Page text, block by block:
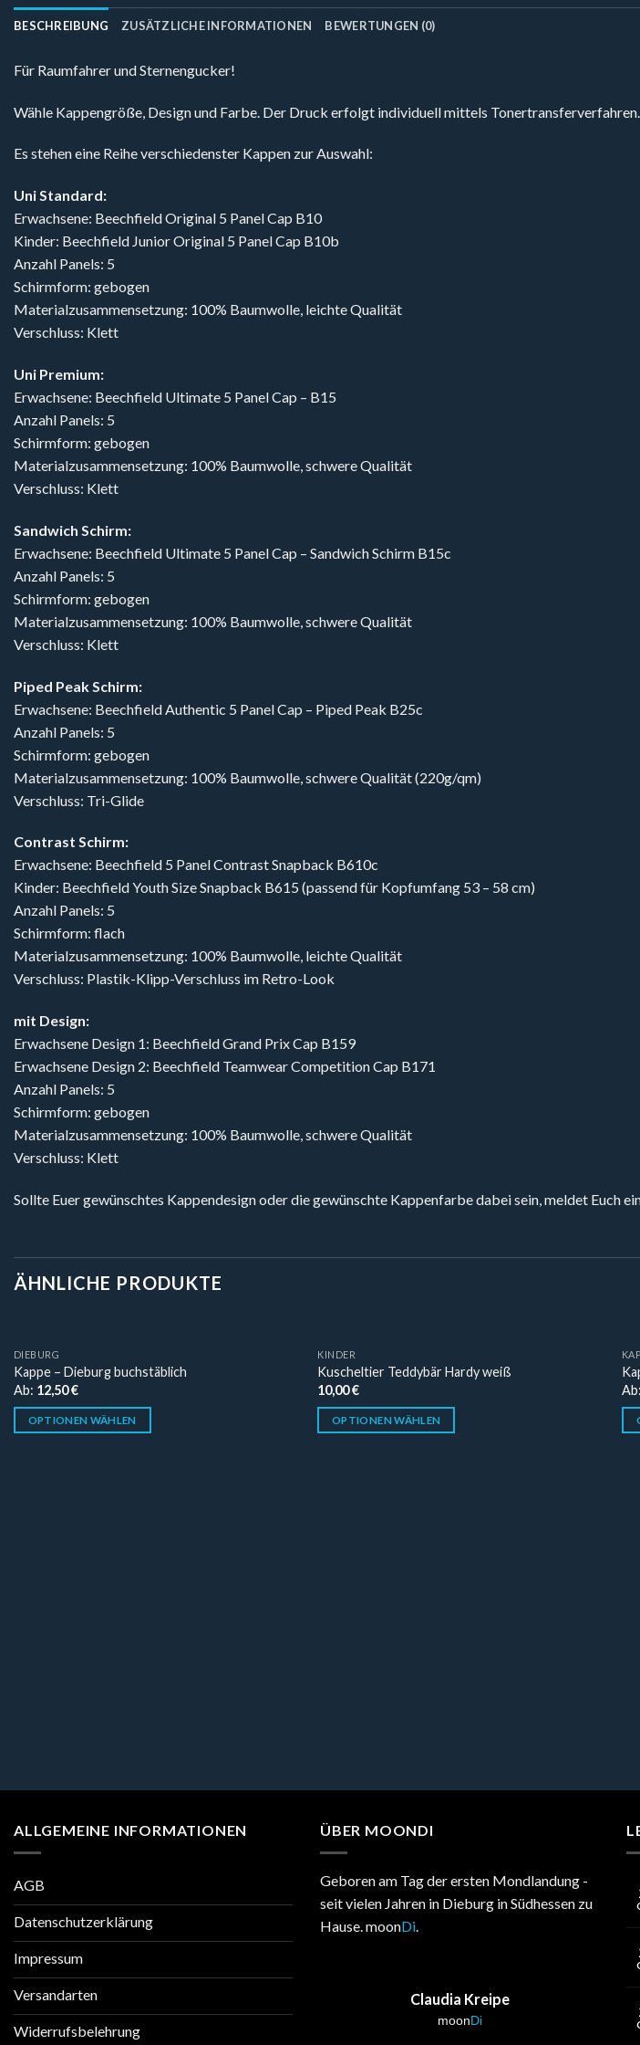
BESCHREIBUNG ZUSÄTZLICHE INFORMATIONEN BEWERTUNGEN (0)
Für Raumfahrer und Sternengucker!
Wähle Kappengröße, Design und Farbe. Der Druck erfolgt individuell mittels Tonertransferverfahren.
Es stehen eine Reihe verschiedenster Kappen zur Auswahl:
Uni Standard:
Erwachsene: Beechfield Original 5 Panel Cap B10
Kinder: Beechfield Junior Original 5 Panel Cap B10b
Anzahl Panels: 5
Schirmform: gebogen
Materialzusammensetzung: 100% Baumwolle, leichte Qualität
Verschluss: Klett
Uni Premium:
Erwachsene: Beechfield Ultimate 5 Panel Cap – B15
Anzahl Panels: 5
Schirmform: gebogen
Materialzusammensetzung: 100% Baumwolle, schwere Qualität
Verschluss: Klett
Sandwich Schirm:
Erwachsene: Beechfield Ultimate 5 Panel Cap – Sandwich Schirm B15c
Anzahl Panels: 5
Schirmform: gebogen
Materialzusammensetzung: 100% Baumwolle, schwere Qualität
Verschluss: Klett
Piped Peak Schirm:
Erwachsene: Beechfield Authentic 5 Panel Cap – Piped Peak B25c
Anzahl Panels: 5
Schirmform: gebogen
Materialzusammensetzung: 100% Baumwolle, schwere Qualität (220g/qm)
Verschluss: Tri-Glide
Contrast Schirm:
Erwachsene: Beechfield 5 Panel Contrast Snapback B610c
Kinder: Beechfield Youth Size Snapback B615 (passend für Kopfumfang 53 – 58 cm)
Anzahl Panels: 5
Schirmform: flach
Materialzusammensetzung: 100% Baumwolle, leichte Qualität
Verschluss: Plastik-Klipp-Verschluss im Retro-Look
mit Design:
Erwachsene Design 1: Beechfield Grand Prix Cap B159
Erwachsene Design 2: Beechfield Teamwear Competition Cap B171
Anzahl Panels: 5
Schirmform: gebogen
Materialzusammensetzung: 100% Baumwolle, schwere Qualität
Verschluss: Klett
Sollte Euer gewünschtes Kappendesign oder die gewünschte Kappenfarbe dabei sein, meldet Euch
ÄHNLICHE PRODUKTE
DIEBURG
Kappe – Dieburg buchstäblich
Ab: 12,50€
OPTIONEN WÄHLEN
KINDER
Kuscheltier Teddybär Hardy weiß
10,00€
OPTIONEN WÄHLEN
Ab:
ALLGEMEINE INFORMATIONEN
AGB
Datenschutzerklärung
Impressum
Versandarten
Widerrufsbelehrung
ÜBER MOONDI
Geboren am Tag der ersten Mondlandung -
seit vielen Jahren in Dieburg in Südhessen zu
Hause. moonDi
Claudia Kreipe
moonDi